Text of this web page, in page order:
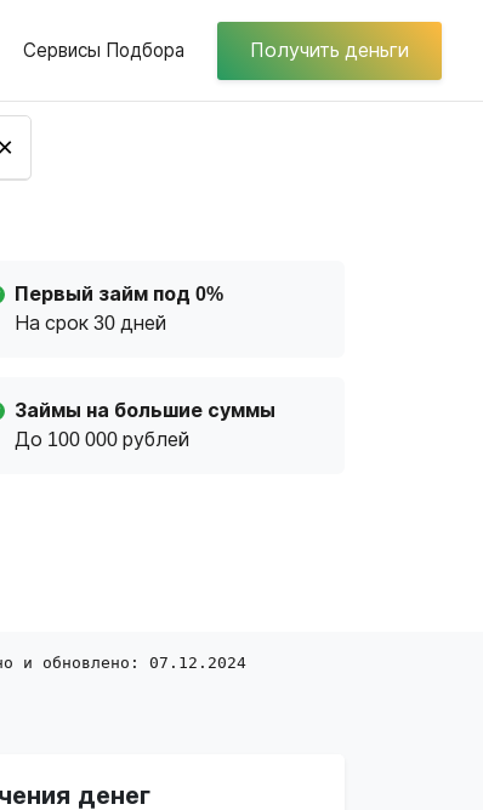
Сервисы Подбора Получить деньги
Первый займ под 0%
На срок 30 дней
Займы на большие суммы
До 100 000 рублей
и обновлено: 07.12.2024
денег